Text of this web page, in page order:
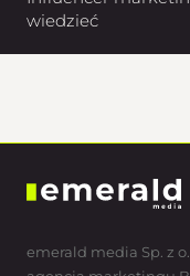
wiedzieć
emerald media Sp. z o.